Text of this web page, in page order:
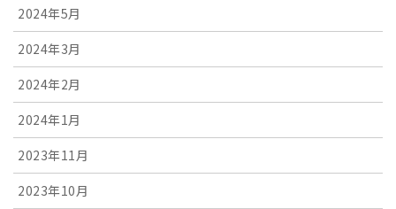
2024年5月
2024年3月
2024年2月
2024年1月
2023年11月
2023年10月